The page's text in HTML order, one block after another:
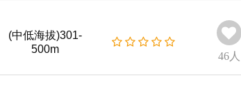
(中低海拔)301-
500m
46人